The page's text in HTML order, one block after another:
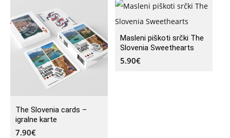
The Slovenia cards –
igralne karte
7.90€
Masleni piškoti srčki The
Slovenia Sweethearts
5.90€